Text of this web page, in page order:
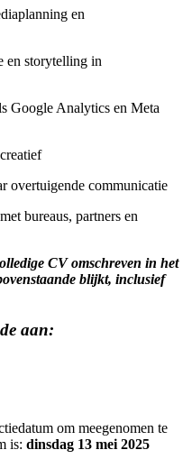
en
en storytelling in
Google Analytics en Meta
overtuigende communicatie
bureaus, partners en
CV omschreven in het
blijkt, inclusief
aan:
om meegenomen te
is: dinsdag 13 mei 2025